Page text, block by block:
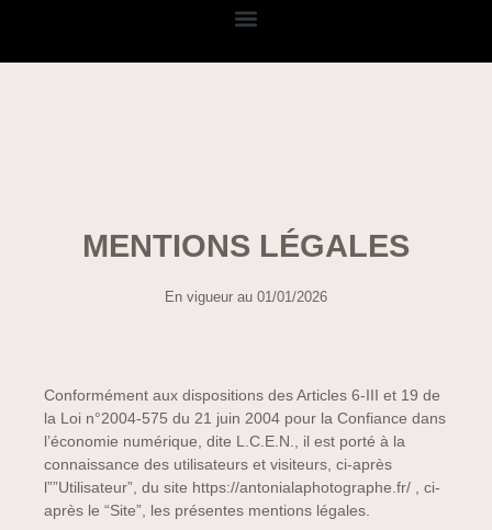
MENTIONS LÉGALES
En vigueur au 01/01/2026
Conformément aux dispositions des Articles 6-III et 19 de
la Loi n°2004-575 du 21 juin 2004 pour la Confiance dans
l’économie numérique, dite L.C.E.N., il est porté à la
connaissance des utilisateurs et visiteurs, ci-après
l””Utilisateur”, du site https://antonialaphotographe.fr/ , ci-
après le “Site”, les présentes mentions légales.